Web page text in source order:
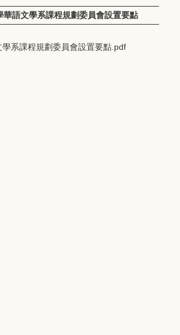
華語文學系課程規劃委員會設置要點
系課程規劃委員會設置要點.pdf